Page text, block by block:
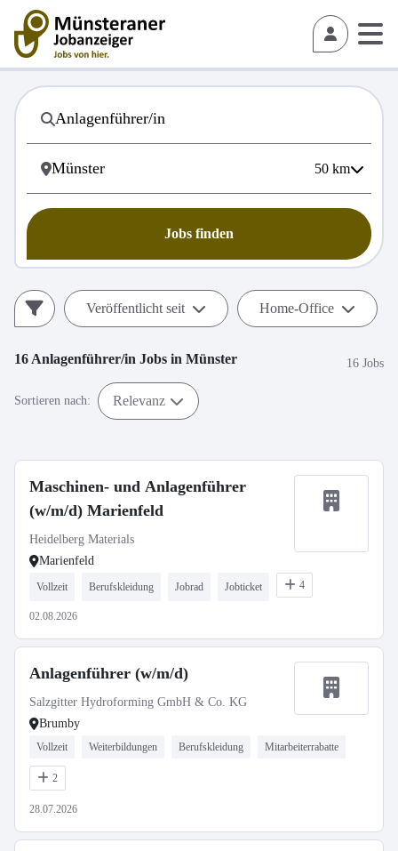
50 km
Jobs finden
Veröffentlicht seit Home-Office
16 Anlagenführer/in Jobs in Münster 16 Jobs
Sortieren nach: Relevanz
Maschinen- und Anlagenführer
(w/m/d) Marienfeld
Heidelberg Materials
Marienfeld
Vollzeit Berufskleidung Jobrad Jobticket 4
02.08.2026
Anlagenführer (w/m/d)
Salzgitter Hydroforming GmbH & Co. KG
Brumby
Vollzeit Weiterbildungen Berufskleidung Mitarbeiterrabatte
2
28.07.2026